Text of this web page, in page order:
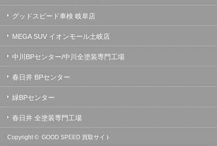
グッドスピード車検 岐阜店
MEGA SUV イオンモール土岐店
中川BPセンター/中川全塗装専門工場
春日井 BPセンター
緑BPセンター
春日井 全塗装専門工場
Copyright © GOOD SPEED 買取サイト